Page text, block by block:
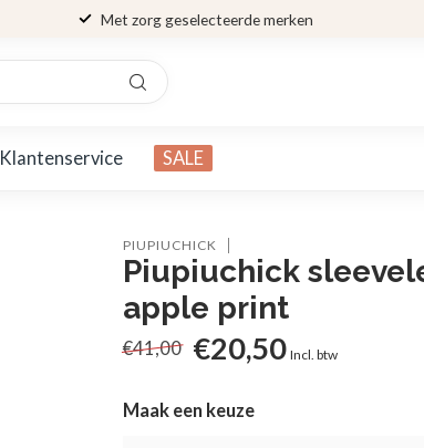
Met zorg geselecteerde merken
Klantenservice SALE
PIUPIUCHICK
Piupiuchick
apple print
€41,00 €20,50 Incl. btw
Maak een keuze